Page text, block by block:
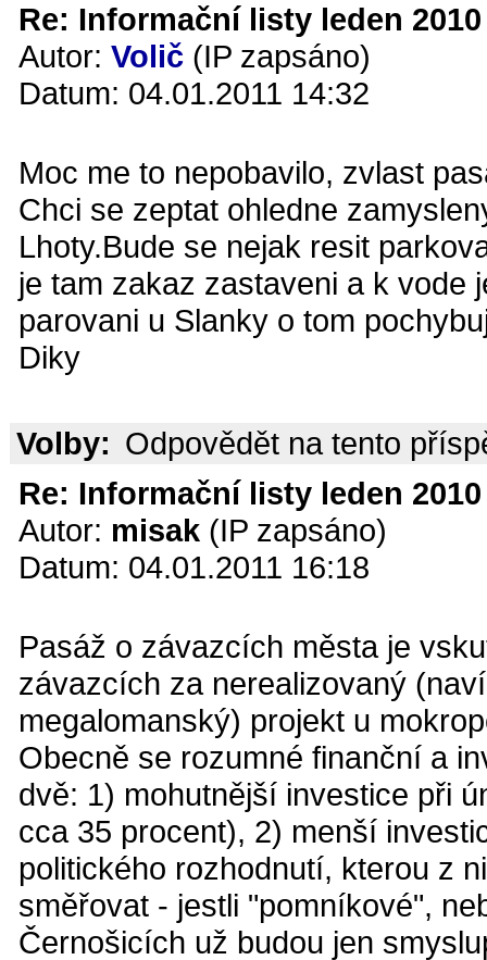
Re: Informační listy leden
Autor: Volič (IP zapsáno)
Datum: 04.01.2011 14:32
Moc me to nepobavilo, zvlast
Chci se zeptat ohledne
Lhoty.Bude se nejak resit
je tam zakaz zastaveni a k vode
parovani u Slanky o tom
Diky
Volby: Odpovědět na tento
Re: Informační listy leden
Autor: misak (IP zapsáno)
Datum: 04.01.2011 16:18
Pasáž o závazcích města je
závazcích za nerealizovaný
megalomanský) projekt u
Obecně se rozumné finanční a
dvě: 1) mohutnější investice při
cca 35 procent), 2) menší
politického rozhodnutí, kterou z
směřovat - jestli "pomníkové",
Černošicích už budou jen